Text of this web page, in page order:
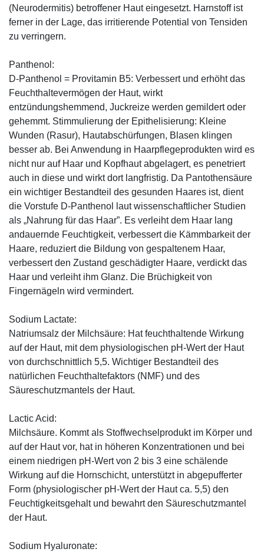
(Neurodermitis) betroffener Haut eingesetzt. Harnstoff ist
ferner in der Lage, das irritierende Potential von Tensiden
zu verringern.
Panthenol:
D-Panthenol = Provitamin B5: Verbessert und erhöht das
Feuchthaltevermögen der Haut, wirkt
entzündungshemmend, Juckreize werden gemildert oder
gehemmt. Stimmulierung der Epithelisierung: Kleine
Wunden (Rasur), Hautabschürfungen, Blasen klingen
besser ab. Bei Anwendung in Haarpflegeprodukten wird es
nicht nur auf Haar und Kopfhaut abgelagert, es penetriert
auch in diese und wirkt dort langfristig. Da Pantothensäure
ein wichtiger Bestandteil des gesunden Haares ist, dient
die Vorstufe D-Panthenol laut wissenschaftlicher Studien
als „Nahrung für das Haar”. Es verleiht dem Haar lang
andauernde Feuchtigkeit, verbessert die Kämmbarkeit der
Haare, reduziert die Bildung von gespaltenem Haar,
verbessert den Zustand geschädigter Haare, verdickt das
Haar und verleiht ihm Glanz. Die Brüchigkeit von
Fingernägeln wird vermindert.
Sodium Lactate:
Natriumsalz der Milchsäure: Hat feuchthaltende Wirkung
auf der Haut, mit dem physiologischen pH-Wert der Haut
von durchschnittlich 5,5. Wichtiger Bestandteil des
natürlichen Feuchthaltefaktors (NMF) und des
Säureschutzmantels der Haut.
Lactic Acid:
Milchsäure. Kommt als Stoffwechselprodukt im Körper und
auf der Haut vor, hat in höheren Konzentrationen und bei
einem niedrigen pH-Wert von 2 bis 3 eine schälende
Wirkung auf die Hornschicht, unterstützt in abgepufferter
Form (physiologischer pH-Wert der Haut ca. 5,5) den
Feuchtigkeitsgehalt und bewahrt den Säureschutzmantel
der Haut.
Sodium Hyaluronate: